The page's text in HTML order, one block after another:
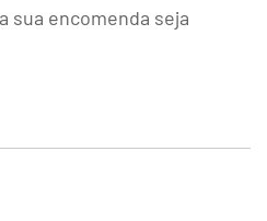
sua encomenda seja